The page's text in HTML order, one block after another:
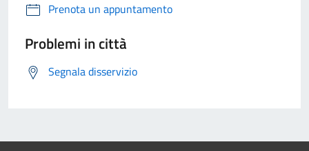
Prenota un appuntamento
Problemi in città
Segnala disservizio